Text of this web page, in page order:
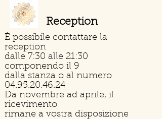
Reception
È possibile contattare la
reception
dalle 7:30 alle 21:30
componendo il 9
dalla stanza o al numero
04.95.20.46.24
Da novembre ad aprile, il
ricevimento
rimane a vostra disposizione